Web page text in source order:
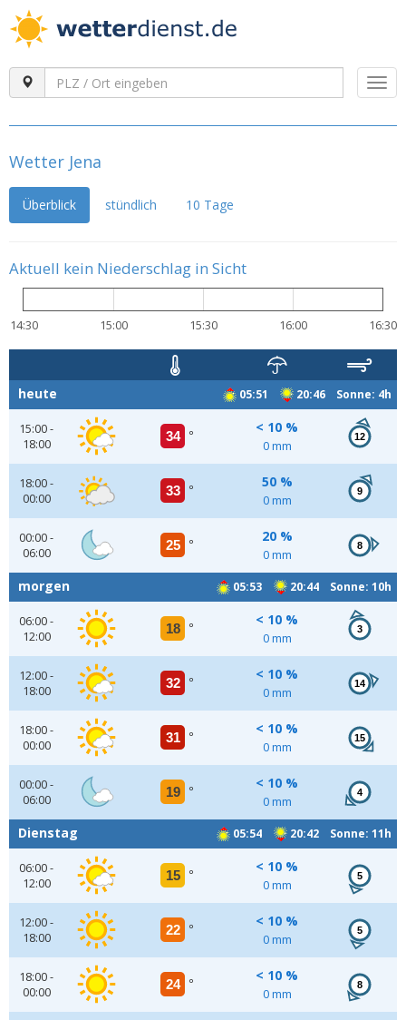
Wetter Jena
Überblick stündlich 10 Tage
Aktuell kein Niederschlag in Sicht
14:30 15:00 15:30 16:00 16:30
05:51 20:46 Sonne: 4h
heute
15:00 -
18:00
34 °
< 10 %
0 mm
12
18:00 -
00:00
33 °
50 %
0 mm
9
00:00 -
06:00
25 °
20 %
0 mm
8
05:53 20:44 Sonne: 10h
morgen
06:00 -
12:00
18 °
< 10 %
0 mm
3
12:00 -
18:00
32 °
< 10 %
0 mm
14
18:00 -
00:00
31 °
< 10 %
0 mm
15
00:00 -
06:00
19 °
< 10 %
0 mm
4
05:54 20:42 Sonne: 11h
Dienstag
06:00 -
12:00
15 °
< 10 %
0 mm
5
12:00 -
18:00
22 °
< 10 %
0 mm
5
18:00 -
00:00
24 °
< 10 %
0 mm
8